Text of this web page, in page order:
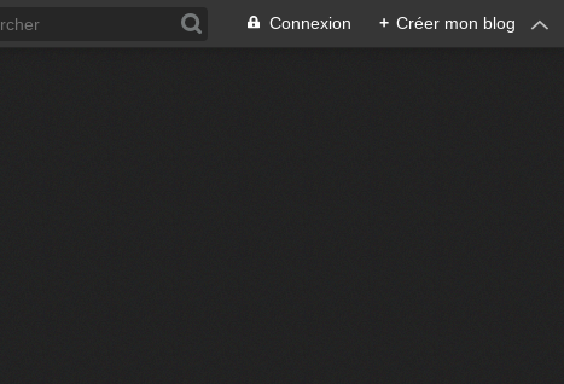
Connexion + Créer mon blog